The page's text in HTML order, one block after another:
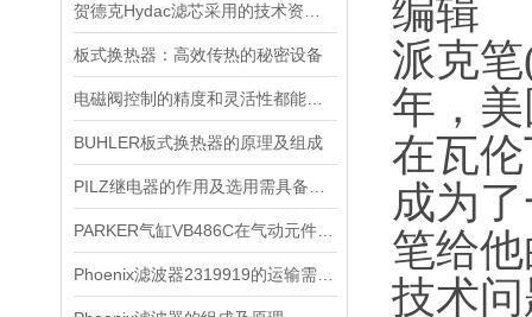
板式换热器：高效传热的秘密设备
BUHLER板式换热器的原理及组成
编辑
派克
年，
在瓦
成为
笔给
技术